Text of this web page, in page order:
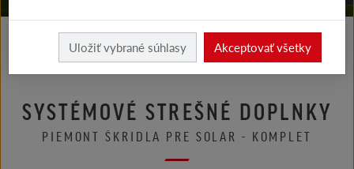
SYSTÉMOVÉ STREŠNÉ DOPLNKY
PIEMONT ŠKRIDLA PRE SOLAR - KOMPLET
Uložiť vybrané súhlasy Akceptovať všetky